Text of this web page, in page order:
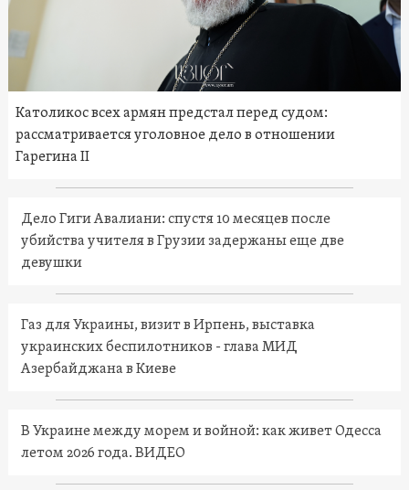
Католикос всех армян предстал перед судом:
рассматривается уголовное дело в отношении
Гарегина II
Дело Гиги Авалиани: спустя 10 месяцев после
убийства учителя в Грузии задержаны еще две
девушки
Газ для Украины, визит в Ирпень, выставка
украинских беспилотников - глава МИД
Азербайджана в Киеве
В Украине между морем и войной: как живет Одесса
летом 2026 года. ВИДЕО